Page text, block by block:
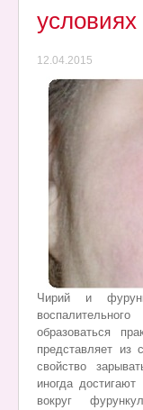
условиях
12.04.2015
Чирий и
образоваться
представляет из
свойство
иногда
вокруг